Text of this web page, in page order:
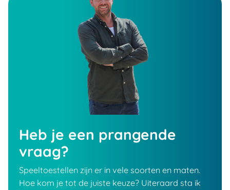
Heb je een prangende
vraag?
Speeltoestellen zijn er in vele soorten en maten.
Hoe kom je tot de juiste keuze? Uiteraard sta ik